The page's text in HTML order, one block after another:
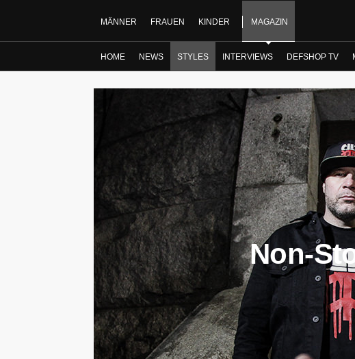
MÄNNER FRAUEN KINDER MAGAZIN
HOME NEWS STYLES INTERVIEWS DEFSHOP TV
Non-